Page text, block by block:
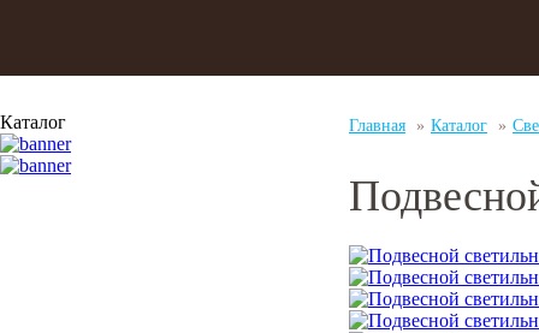
Каталог Главная » Каталог »